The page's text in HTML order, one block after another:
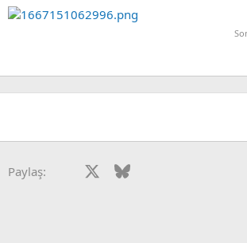
Paylaş: Facebook Bluesky